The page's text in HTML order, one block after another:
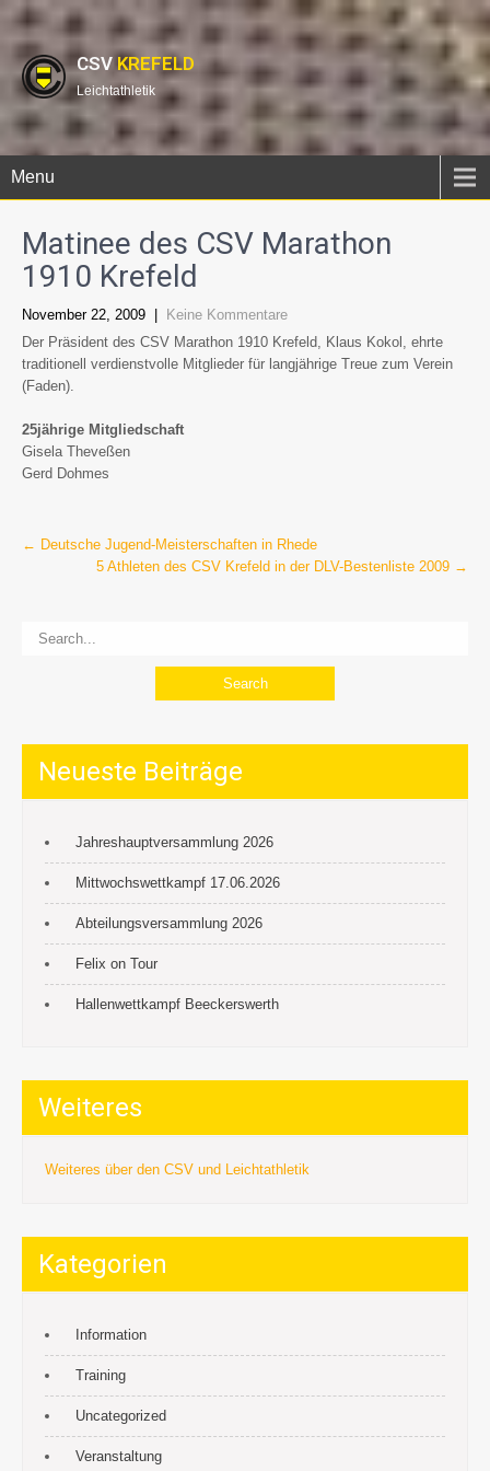
CSV KREFELD
Leichtathletik
Menu
Matinee des CSV Marathon
1910 Krefeld
November 22, 2009
Keine Kommentare
Der Präsident des CSV Marathon 1910 Krefeld, Klaus Kokol, ehrte
traditionell verdienstvolle Mitglieder für langjährige Treue zum Verein
(Faden).
25jährige Mitgliedschaft
Gisela Theveßen
Gerd Dohmes
Post
navigation
← Deutsche Jugend-Meisterschaften in Rhede
5 Athleten des CSV Krefeld in der DLV-Bestenliste 2009 →
Neueste Beiträge
Jahreshauptversammlung 2026
Mittwochswettkampf 17.06.2026
Abteilungsversammlung 2026
Felix on Tour
Hallenwettkampf Beeckerswerth
Weiteres
Weiteres über den CSV und Leichtathletik
Kategorien
Information
Training
Uncategorized
Veranstaltung